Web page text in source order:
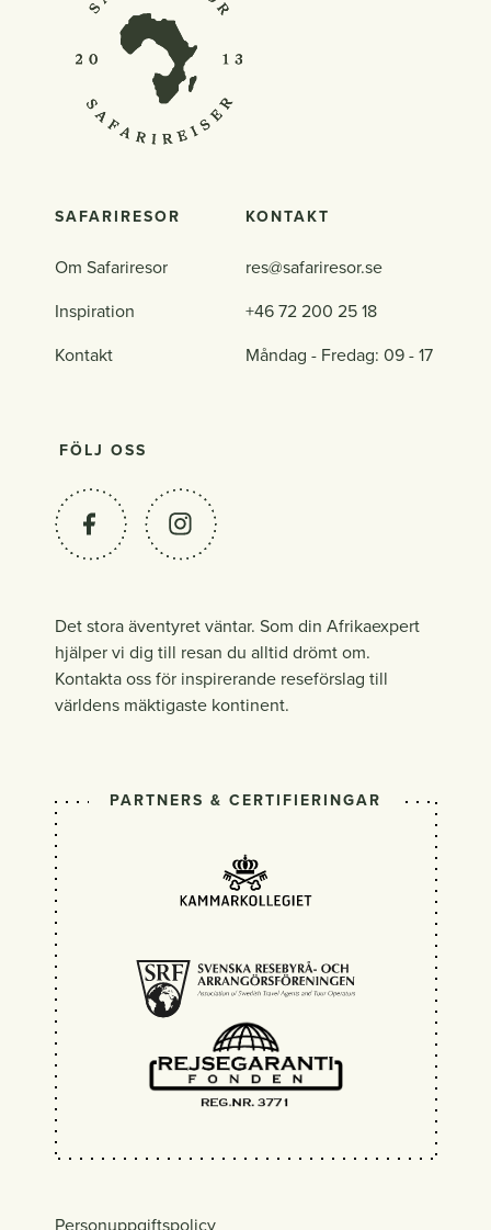
SAFARIRESOR
Om Safariresor
Inspiration
Kontakt
KONTAKT
res@safariresor.se
+46 72 200 25 18
Måndag - Fredag: 09 - 17
FÖLJ OSS
Det stora äventyret väntar. Som din Afrikaexpert
hjälper vi dig till resan du alltid drömt om.
Kontakta oss för inspirerande reseförslag till
världens mäktigaste kontinent.
PARTNERS & CERTIFIERINGAR